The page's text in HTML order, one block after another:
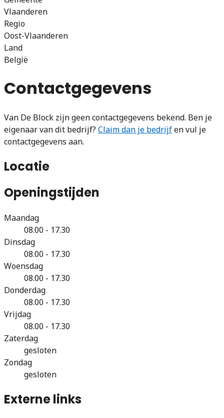
Vlaanderen
Regio
Oost-Vlaanderen
Land
België
Contactgegevens
Van De Block zijn geen contactgegevens bekend. Ben je
eigenaar van dit bedrijf? Claim dan je bedrijfen vul je
contactgegevens aan.
Locatie
Openingstijden
Maandag
08.00 - 17.30
Dinsdag
08.00 - 17.30
Woensdag
08.00 - 17.30
Donderdag
08.00 - 17.30
Vrijdag
08.00 - 17.30
Zaterdag
gesloten
Zondag
gesloten
Externe links